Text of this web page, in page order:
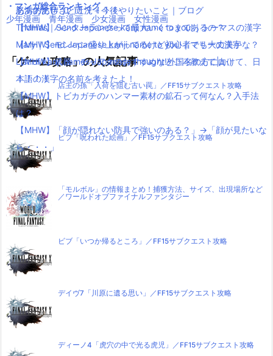
ああああ(#ﾟДﾟ)！！！！！
【MHW】ハンターランクって最大いくつまであるの？
【MHW】モンハン盛り上がってるけど初心者でも大丈夫かな？
【MHW】武器：チャアクのおすすめなところ教えて|д･)
！！！！
【MHW】トビカガチのハンマー素材の鉱石って何なん？入手法
は？
【MHW】「顔が隠れない防具で強いのある？」→「顔が見たいな
ら・・・」
怒濤の忙しさと近況＋今後やりたいこと｜ブログ
Thomas｜Send Japanese kanji name to you!｜トーマスの漢字
Mary｜Send Japanese kanji name to you!｜マリーの漢字
List of kanji names Japanese thought!外国名の方に向けて、日
本語の漢字の名前を考えたよ！
・マンガ総合ランキング
少年漫画
青年漫画 少女漫画 女性漫画
「ゲーム攻略」の人気記事
店主の孫「入荷を阻む古い罠」／FF15サブクエスト攻略
ビブ「呪われた絵画」／FF15サブクエスト攻略
「モルボル」の情報まとめ！捕獲方法、サイズ、出現場所など
／ワールドオブファイナルファンタジー
ビブ「いつか帰るところ」／FF15サブクエスト攻略
デイヴ7「川原に遺る思い」／FF15サブクエスト攻略
ディーノ4「虎穴の中で光る虎児」／FF15サブクエスト攻略